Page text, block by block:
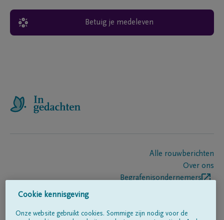
Betuig je medeleven
Alle rouwberichten
Over ons
Begrafenisondernemers
Cookie kennisgeving
Onze website gebruikt cookies. Sommige zijn nodig voor de